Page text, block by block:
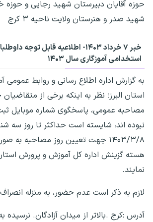
حوزه آقایان دبیرستان شهید رجایی و حوزه
شهید صدر و هنرستان ولایت ناحیه ۳ کرج
خبر ۷ خرداد ۱۴۰۳- اطلاعیه قابل توجه
استخدامی آموزگاری سال ۱۴۰۳
به گزارش اداره اطلاع رسانی و روابط
استان البرز؛ نظر به اینکه برخی از
مصاحبه عمومی، پاسخگوی شماره موبایل
نبوده اند، شایسته است حداکثر تا روز سه
۱۴۰۳/۳/۸ جهت تعیین روز مصاحبه
هسته گزینش اداره کل آموزش و پرورش استان
نمایند.
لازم به ذکر است عدم حضور، به منزله
آدرس :کرج .بالاتر از میدان آزادگان. نرسیده